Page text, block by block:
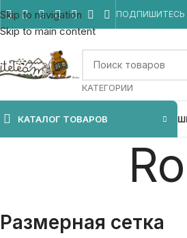
Skip to navigation
Skip to main content
ПОДПИШИТЕСЬ
КАТЕГОРИИ
КАТАЛОГ ТОВАРОВ
Размерная сетка